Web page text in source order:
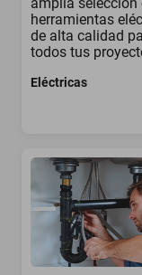
Eléctricas
salas
motoneta